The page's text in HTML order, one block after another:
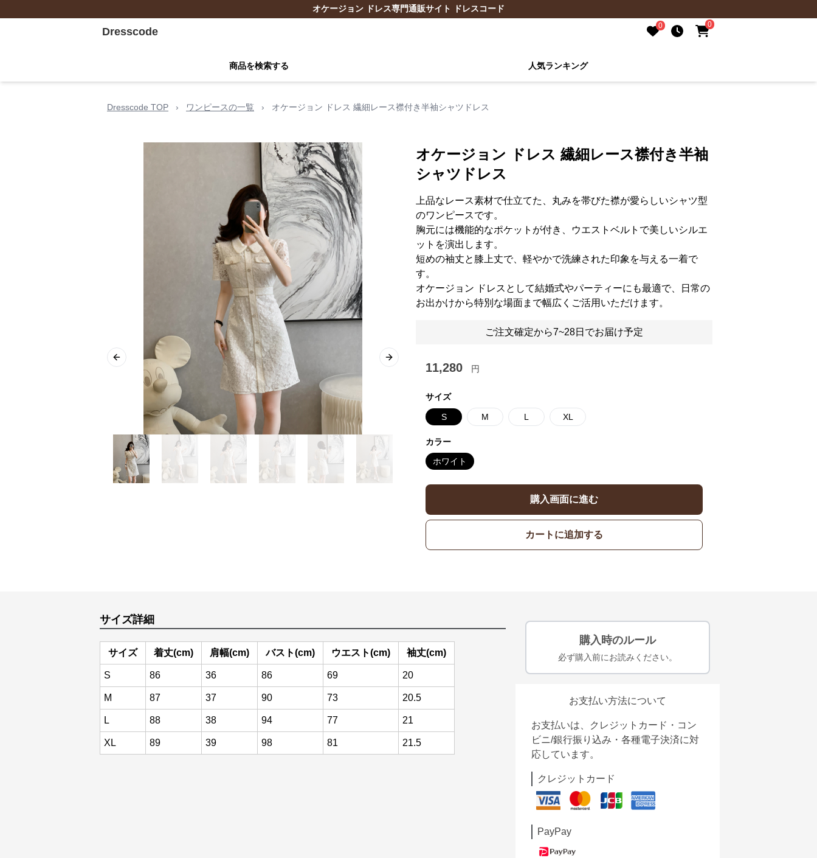
オケージョン ドレス専門通販サイト ドレスコード
Dresscode 0 0
商品を検索する 人気ランキング
Dresscode TOP › ワンピースの一覧 › オケージョン ドレス 繊細レース襟付き半袖シャツドレス
Previous slide Next slide
オケージョン ドレス 繊細レース襟付き半袖
シャツドレス
上品なレース素材で仕立てた、丸みを帯びた襟が愛らしいシャツ型
のワンピースです。
胸元には機能的なポケットが付き、ウエストベルトで美しいシルエ
ットを演出します。
短めの袖丈と膝上丈で、軽やかで洗練された印象を与える一着で
す。
オケージョン ドレスとして結婚式やパーティーにも最適で、日常の
お出かけから特別な場面まで幅広くご活用いただけます。
ご注文確定から7~28日でお届け予定
11,280 円
サイズ
S M L XL
カラー
ホワイト
購入画面に進む
カートに追加する
サイズ詳細
サイズ 着丈(cm) 肩幅(cm) バスト(cm) ウエスト(cm) 袖丈(cm)
S 86 36 86 69 20
M 87 37 90 73 20.5
L 88 38 94 77 21
XL 89 39 98 81 21.5
購入時のルール
必ず購入前にお読みください。
お支払い方法について
お支払いは、クレジットカード・コン
ビニ/銀行振り込み・各種電子決済に対
応しています。
クレジットカード
PayPay